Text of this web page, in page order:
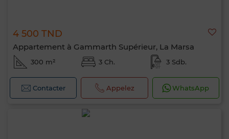
4 500 TND
Appartement à Gammarth Supérieur, La Marsa
300 m² 3 Ch. 3 Sdb.
Contacter Appelez WhatsApp